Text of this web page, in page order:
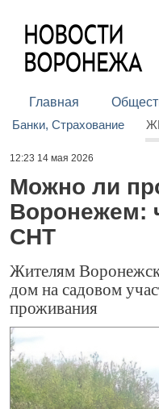
Главная
Банки, Страхование
12:23 14 мая 2026
Можно ли
Воронежем:
СНТ
Жителям
дом на садовом
проживания